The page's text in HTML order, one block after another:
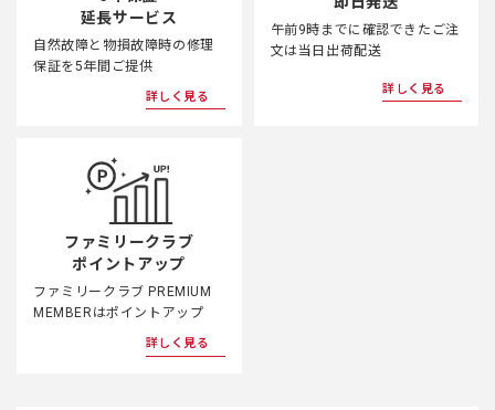
延長サービス
自然故障と物損故障時の修理
保証を5年間ご提供
詳しく見る
午前9時までに確認できたご注
文は当日出荷配送
詳しく見る
ファミリークラブ
ポイントアップ
ファミリークラブ PREMIUM
MEMBERはポイントアップ
詳しく見る